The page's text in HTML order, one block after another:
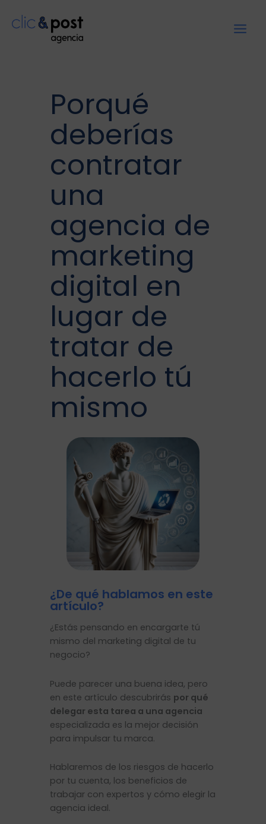
Porqué
deberías
contratar
una
agencia de
marketing
digital en
lugar de
tratar de
hacerlo tú
mismo
¿De qué hablamos en este
artículo?
¿Estás pensando en encargarte tú
mismo del marketing digital de tu
negocio?
Puede parecer una buena idea, pero
en este artículo descubrirás por qué
delegar esta tarea a una agencia
especializada es la mejor decisión
para impulsar tu marca.
Hablaremos de los riesgos de hacerlo
por tu cuenta, los beneficios de
trabajar con expertos y cómo elegir la
agencia ideal.